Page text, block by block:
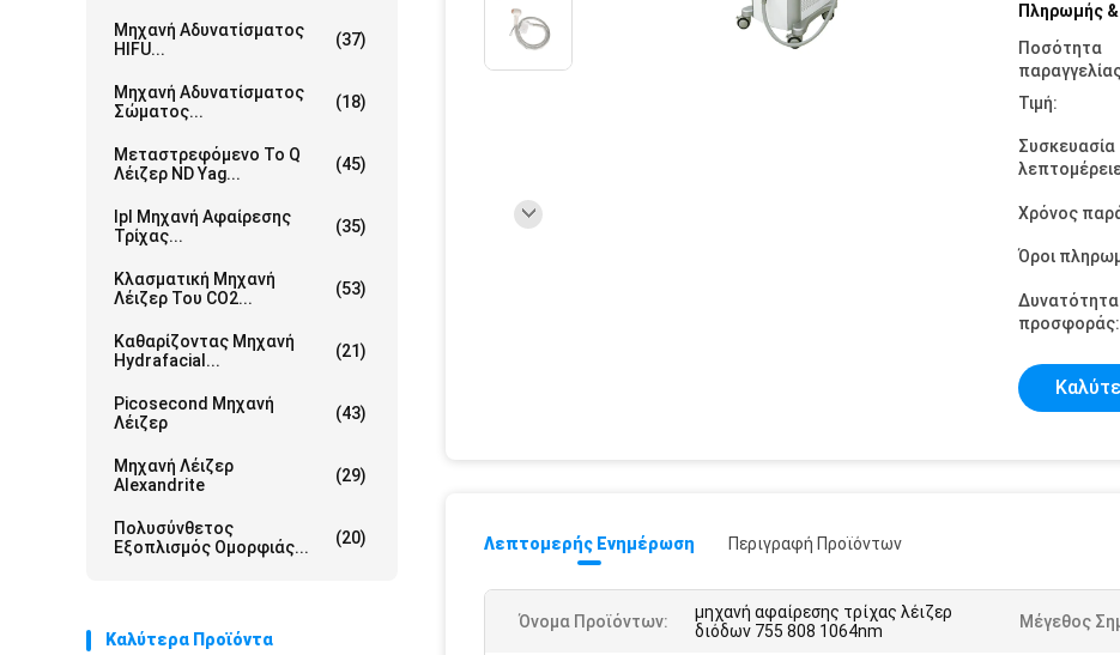
Μηχανή Αδυνατίσματος
HIFU...
(37)
Μηχανή Αδυνατίσματος
Σώματος...
(18)
Μεταστρεφόμενο Το Q
Λέιζερ ND Yag...
(45)
Ipl Μηχανή Αφαίρεσης
Τρίχας...
(35)
Κλασματική Μηχανή
Λέιζερ Του CO2...
(53)
Καθαρίζοντας Μηχανή
Hydrafacial...
(21)
Picosecond Μηχανή
Λέιζερ
(43)
Μηχανή Λέιζερ
Alexandrite
(29)
Πολυσύνθετος
Εξοπλισμός Ομορφιάς...
(20)
Καλύτερα Προϊόντα
Πληρωμής
Ποσότητα
Τιμή:
Συσκευασία
Χρόνος
Όροι
Δυνατότητα
προσφοράς:
Λεπτομερής Ενημέρωση Περιγραφή Προϊόντων
Όνομα Προϊόντων:
μηχανή αφαίρεσης τρίχας λέιζερ
διόδων 755 808 1064nm
Μέγεθος